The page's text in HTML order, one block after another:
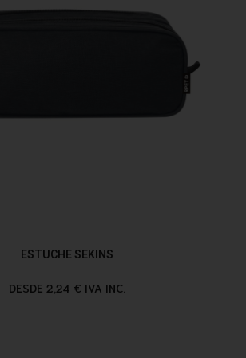
ESTUCHE SEKINS
DESDE 2,24 € IVA INC.